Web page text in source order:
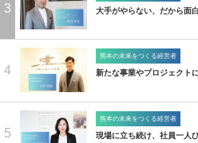
3 大手がやらない、だから面
4
熊本の未来をつくる経営者
新たな事業やプロジェクト
5
熊本の未来をつくる経営者
現場に立ち続け、社員一人